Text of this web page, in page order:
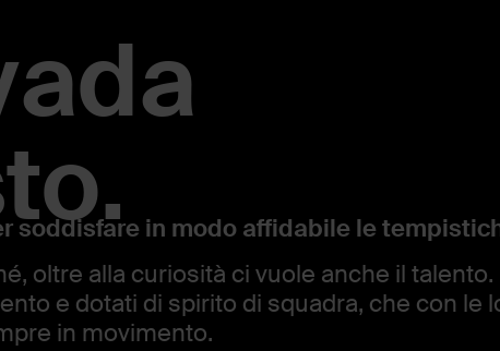
in modo affidabile le
oltre alla curiosità ci vuole anche il
e dotati di spirito di squadra, che con le
in movimento.